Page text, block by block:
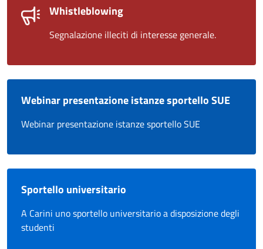
Whistleblowing
Segnalazione illeciti di interesse generale.
Webinar presentazione istanze sportello SUE
Webinar presentazione istanze sportello SUE
Sportello universitario
A Carini uno sportello universitario a disposizione degli
studenti